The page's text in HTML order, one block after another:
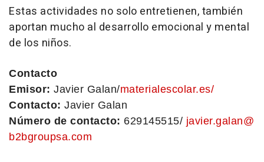
Estas actividades no solo entretienen, también
aportan mucho al desarrollo emocional y mental
de los niños.
Contacto
Emisor: Javier Galan/materialescolar.es/
Contacto: Javier Galan
Número de contacto: 629145515/ javier.galan@
b2bgroupsa.com